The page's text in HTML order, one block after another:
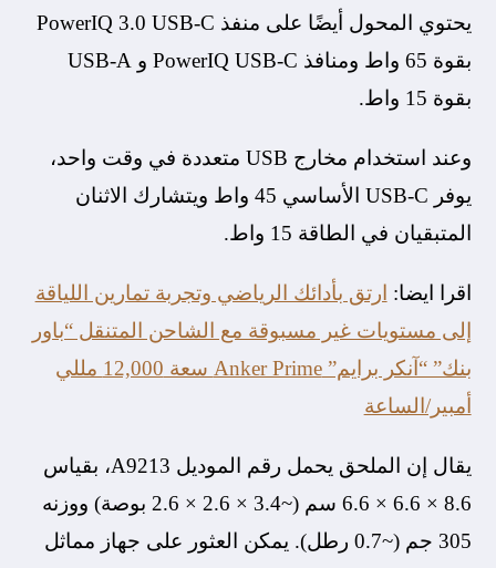
يحتوي المحول أيضًا على منفذ PowerIQ 3.0 USB-C
بقوة 65 واط ومنافذ PowerIQ USB-C و USB-A
بقوة 15 واط.
وعند استخدام مخارج USB متعددة في وقت واحد،
يوفر USB-C الأساسي 45 واط ويتشارك الاثنان
المتبقيان في الطاقة 15 واط.
اقرا ايضا: ارتق بأدائك الرياضي وتجربة تمارين اللياقة
إلى مستويات غير مسبوقة مع الشاحن المتنقل “باور
بنك” “آنكر برايم” Anker Prime سعة 12,000 مللي
أمبير/الساعة
يقال إن الملحق يحمل رقم الموديل A9213، بقياس
8.6 × 6.6 × 6.6 سم (~3.4 × 2.6 × 2.6 بوصة) ووزنه
305 جم (~0.7 رطل). يمكن العثور على جهاز مماثل